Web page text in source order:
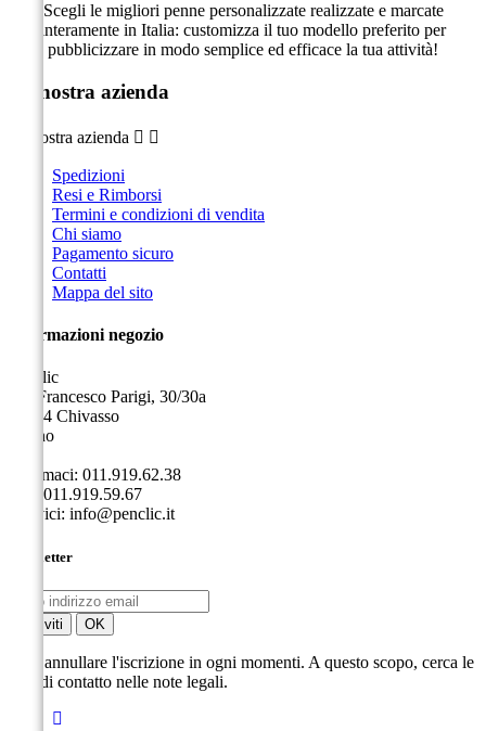
Scegli le migliori penne personalizzate realizzate e marcate
interamente in Italia: customizza il tuo modello preferito per
pubblicizzare in modo semplice ed efficace la tua attività!
La nostra azienda
La nostra azienda  
Spedizioni
Resi e Rimborsi
Termini e condizioni di vendita
Chi siamo
Pagamento sicuro
Contatti
Mappa del sito
Informazioni negozio
Penclic
Via Francesco Parigi, 30/30a
10034 Chivasso
Torino
Chiamaci: 011.919.62.38
011.919.59.67
Scrivici: info@penclic.it
Newsletter
Puoi annullare l'iscrizione in ogni momenti. A questo scopo, cerca le
info di contatto nelle note legali.